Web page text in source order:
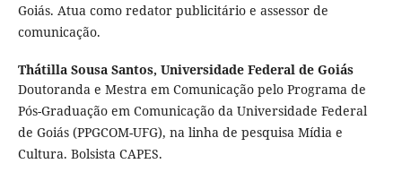
Goiás. Atua como redator publicitário e assessor de
comunicação.
Thátilla Sousa Santos, Universidade Federal de Goiás
Doutoranda e Mestra em Comunicação pelo Programa de
Pós-Graduação em Comunicação da Universidade Federal
de Goiás (PPGCOM-UFG), na linha de pesquisa Mídia e
Cultura. Bolsista CAPES.